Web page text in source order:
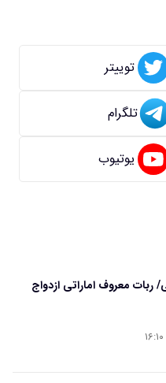
توییتر
تلگرام
یوتیوب
ربات معروف اماراتی ازدواج